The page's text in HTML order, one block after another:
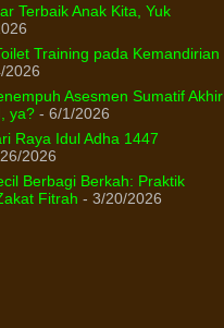
Terbaik Anak Kita, Yuk
Training pada Kemandirian
Asesmen Sumatif Akhir
ya?- 6/1/2026
Raya Idul Adha 1447
2026
Berbagi Berkah: Praktik
Fitrah - 3/20/2026